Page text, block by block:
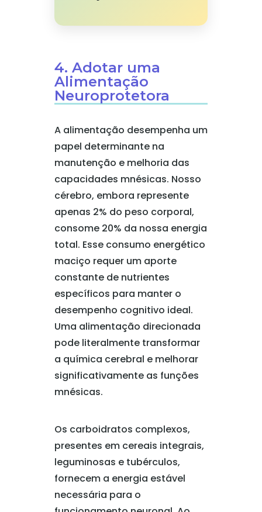
4. Adotar uma
Alimentação
Neuroprotetora
A alimentação desempenha um
papel determinante na
manutenção e melhoria das
capacidades mnésicas. Nosso
cérebro, embora represente
apenas 2% do peso corporal,
consome 20% da nossa energia
total. Esse consumo energético
maciço requer um aporte
constante de nutrientes
específicos para manter o
desempenho cognitivo ideal.
Uma alimentação direcionada
pode literalmente transformar
a química cerebral e melhorar
significativamente as funções
mnésicas.
Os carboidratos complexos,
presentes em cereais integrais,
leguminosas e tubérculos,
fornecem a energia estável
necessária para o